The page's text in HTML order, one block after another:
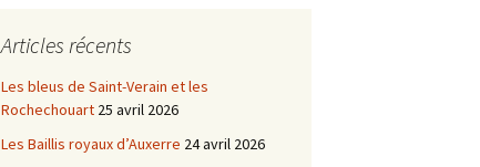
Châtellenie d’Etais
Châtellenies de Corvol et
Billy
Châtellenie de Chatel-
Articles récents
Les bleus de Saint-Verain et les
Rochechouart 25 avril 2026
Les Baillis royaux d’Auxerre 24 avril 2026